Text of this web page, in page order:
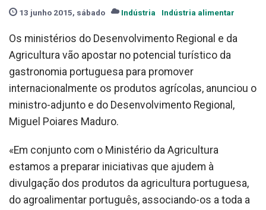
13 junho 2015, sábado Indústria Indústria alimentar
Os ministérios do Desenvolvimento Regional e da
Agricultura vão apostar no potencial turístico da
gastronomia portuguesa para promover
internacionalmente os produtos agrícolas, anunciou o
ministro-adjunto e do Desenvolvimento Regional,
Miguel Poiares Maduro.
«Em conjunto com o Ministério da Agricultura
estamos a preparar iniciativas que ajudem à
divulgação dos produtos da agricultura portuguesa,
do agroalimentar português, associando-os a toda a